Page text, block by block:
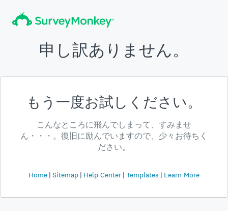
申し訳ありません。
もう一度お試しください。
こんなところに飛んでしまって、すみませ
ん・・・。復旧に励んでいますので、少々お待ちく
ださい。
Home Sitemap Help Center Templates Learn More